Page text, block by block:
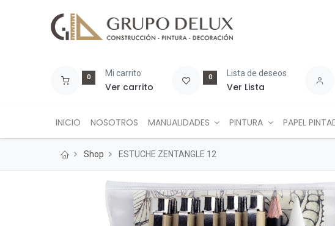
0 Mi carrito
Ver carrito
0 Lista de deseos
Ver Lista
INICIO NOSOTROS MANUALIDADES PINTURA PAPEL
Shop ESTUCHE ZENTANGLE 12